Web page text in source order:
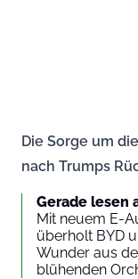
Die Sorge um
nach Trumps
Gerade lesen
Mit neuem E-
überholt BYD
Wunder aus
blühenden